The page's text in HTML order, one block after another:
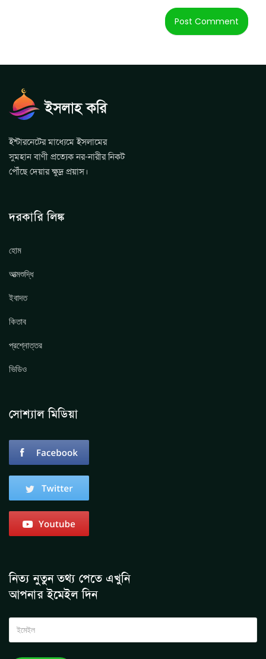
ইন্টারনেটের মাধ্যেমে ইসলামের
সুমহান বাণী প্রত্যেক নর-নারীর নিকট
পৌঁছে দেয়ার ক্ষুদ্র প্রয়াস।
দরকারি লিঙ্ক
হোম
আত্মশুদ্ধি
ইবাদত
কিতাব
প্রশ্নোত্তর
ভিডিও
সোশ্যাল মিডিয়া
নিত্য নুতুন তথ্য পেতে এখুনি
আপনার ইমেইল দিন